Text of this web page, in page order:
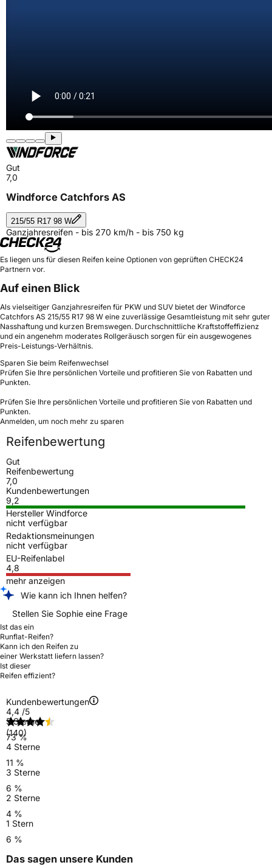
Gut
7,0
Windforce Catchfors AS
215/55 R17 98 W
Ganzjahresreifen - bis 270 km/h - bis 750 kg
Es liegen uns für diesen Reifen keine Optionen von geprüften CHECK24
Partnern vor.
Auf einen Blick
Als vielseitiger Ganzjahresreifen für PKW und SUV bietet der Windforce
Catchfors AS 215/55 R17 98 W eine zuverlässige Gesamtleistung mit sehr guter
Nasshaftung und kurzen Bremswegen. Durchschnittliche Kraftstoffeffizienz
und ein angenehm moderates Rollgeräusch sorgen für ein ausgewogenes
Preis-Leistungs-Verhältnis.
Sparen Sie beim Reifenwechsel
Prüfen Sie Ihre persönlichen Vorteile und profitieren Sie von Rabatten und
Punkten.
Prüfen Sie Ihre persönlichen Vorteile und profitieren Sie von Rabatten und
Punkten.
Anmelden, um noch mehr zu sparen
Reifenbewertung
Gut
Reifenbewertung
7,0
Kundenbewertungen
9,2
Hersteller Windforce
nicht verfügbar
Redaktionsmeinungen
nicht verfügbar
EU-Reifenlabel
4,8
mehr anzeigen
Wie kann ich Ihnen helfen?
Stellen Sie Sophie eine Frage
Ist das ein
Runflat-Reifen?
Kann ich den Reifen zu
einer Werkstatt liefern lassen?
Ist dieser
Reifen effizient?
Kundenbewertungen
4,4 /5
(140)
5 Sterne
73 %
4 Sterne
11 %
3 Sterne
6 %
2 Sterne
4 %
1 Stern
6 %
Das sagen unsere Kunden